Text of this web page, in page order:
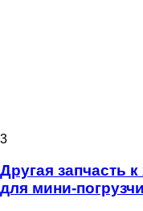
3
Другая запчасть
для мини-